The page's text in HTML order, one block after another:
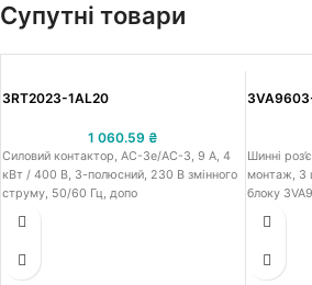
Супутні товари
3RT2023-1AL20
1 060.59 ₴
Силовий контактор, AC-3e/AC-3, 9 A, 4
кВт / 400 В, 3-полюсний, 230 В змінного
струму, 50/60 Гц, допо
Шинні
монтаж, 3
блоку